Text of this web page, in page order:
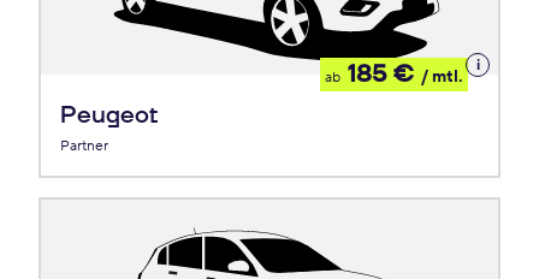
Peugeot
Partner
ab 185 € / mtl.
Details
zum